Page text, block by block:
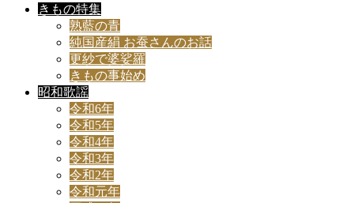
きもの特集
熟藍の青
純国産絹 お蚕さんのお話
更紗で婆娑羅
きもの事始め
昭和歌謡
令和6年
令和5年
令和4年
令和3年
令和2年
令和元年